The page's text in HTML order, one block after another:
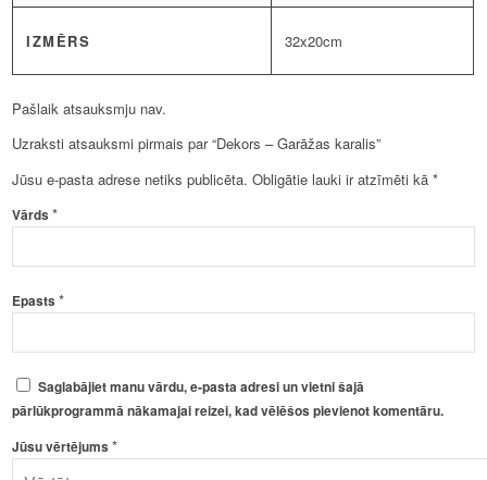
IZMĒRS 32x20cm
Pašlaik atsauksmju nav.
Uzraksti atsauksmi pirmais par “Dekors – Garāžas karalis”
Jūsu e-pasta adrese netiks publicēta. Obligātie lauki ir atzīmēti kā*
Vārds*
Epasts*
Saglabājiet manu vārdu, e-pasta adresi un vietni šajā
pārlūkprogrammā nākamajai reizei, kad vēlēšos pievienot komentāru.
Jūsu vērtējums*